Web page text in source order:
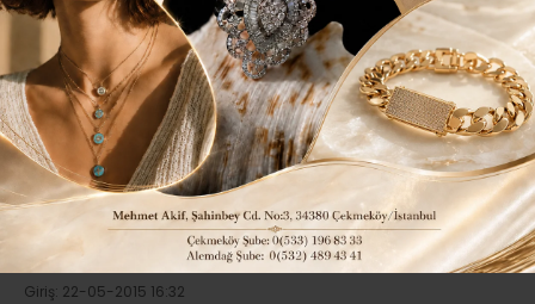
Kenan BAYLAM
e-posta:kenanbaylan@yerelgazete.com.tr
YAZARIN TÜM YAZILARI
SEÇİM GERGİNLİĞİ ALLAH
MUHAFAZA..
Giriş: 22-05-2015 16:32